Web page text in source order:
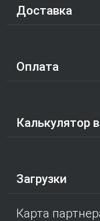
Доставка
Оплата
Калькулятор
Загрузки
Карта